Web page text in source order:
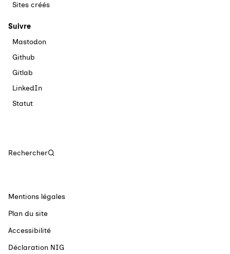
Sites créés
Suivre
Mastodon
Github
Gitlab
LinkedIn
Statut
Rechercher
Mentions légales
Plan du site
Accessibilité
Déclaration NIG